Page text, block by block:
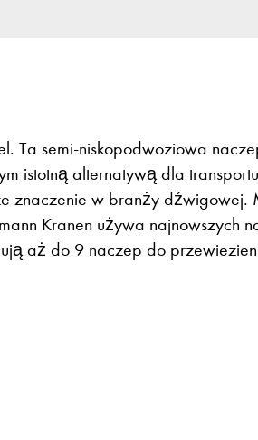
Ta semi-niskopodwoziowa
istotną alternatywą dla
znaczenie w branży
Kranen używa najnowszych
aż do 9 naczep do